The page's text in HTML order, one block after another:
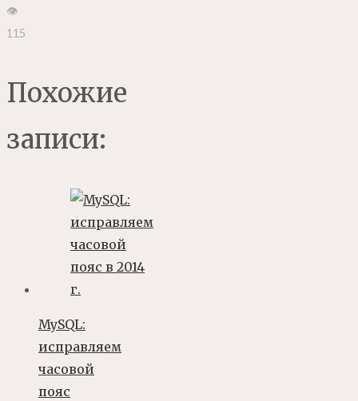
👁
115
Похожие
записи:
MySQL:
исправляем
часовой
пояс